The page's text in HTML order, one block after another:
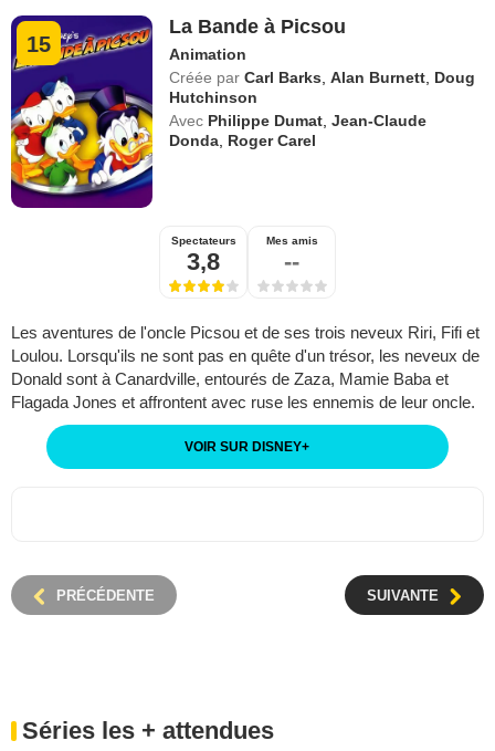
15
La Bande à Picsou
Animation
Créée par Carl Barks,Alan Burnett, Doug
Hutchinson
Avec Philippe Dumat,Jean-Claude
Donda, Roger Carel
Spectateurs
3,8
Mes amis
--
Les aventures de l'oncle Picsou et de ses trois neveux Riri, Fifi et
Loulou. Lorsqu'ils ne sont pas en quête d'un trésor, les neveux de
Donald sont à Canardville, entourés de Zaza, Mamie Baba et
Flagada Jones et affrontent avec ruse les ennemis de leur oncle.
VOIR SUR DISNEY+
PRÉCÉDENTE SUIVANTE
Séries les + attendues